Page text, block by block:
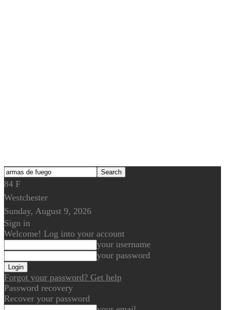
84 F
Westchester
Sunday, August 9, 2026
Sign in
Welcome! Log into your account
your username
your password
Forgot your password? Get help
Password recovery
Recover your password